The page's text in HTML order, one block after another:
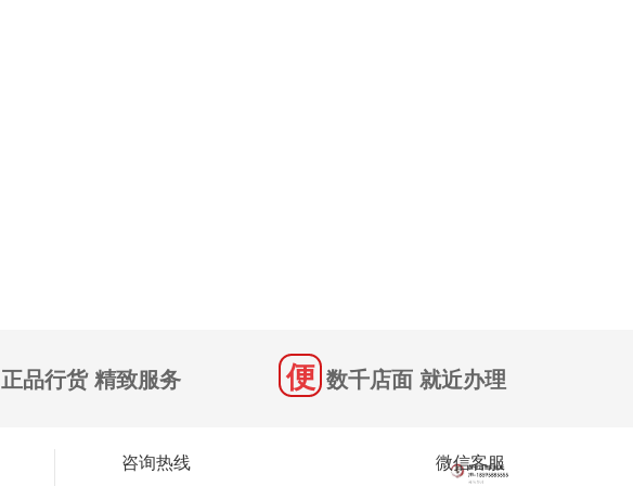
正品行货 精致服务 数千店面 就近办理
微信客服
咨询热线